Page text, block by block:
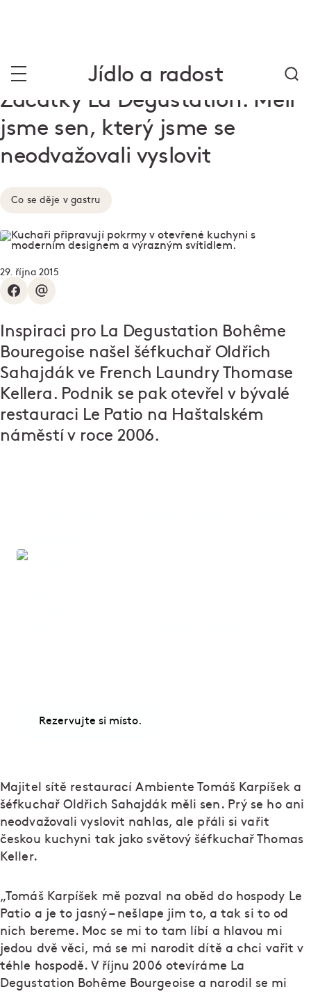
Jídlo a radost
Začátky La Degustation: Měli
jsme sen, který jsme se
neodvažovali vyslovit
Co se děje v gastru
29. října 2015
Inspiraci pro La Degustation Bohême
Bouregoise našel šéfkuchař Oldřich
Sahajdák ve French Laundry Thomase
Kellera. Podnik se pak otevřel v bývalé
restauraci Le Patio na Haštalském
náměstí v roce 2006.
Rezervujte si místo.
Majitel sítě restaurací Ambiente Tomáš Karpíšek a
šéfkuchař Oldřich Sahajdák měli sen. Prý se ho ani
neodvažovali vyslovit nahlas, ale přáli si vařit
českou kuchyni tak jako světový šéfkuchař Thomas
Keller.
„Tomáš Karpíšek mě pozval na oběd do hospody Le
Patio a je to jasný – nešlape jim to, a tak si to od
nich bereme. Moc se mi to tam líbí a hlavou mi
jedou dvě věci, má se mi narodit dítě a chci vařit v
téhle hospodě. V říjnu 2006 otevíráme La
Degustation Bohême Bourgeoise a narodil se mi